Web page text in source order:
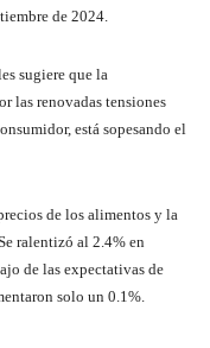
de 2024.
sugiere que la
las renovadas tensiones
está sopesando el
de los alimentos y la
ralentizó al 2.4% en
de las expectativas de
solo un 0.1%.